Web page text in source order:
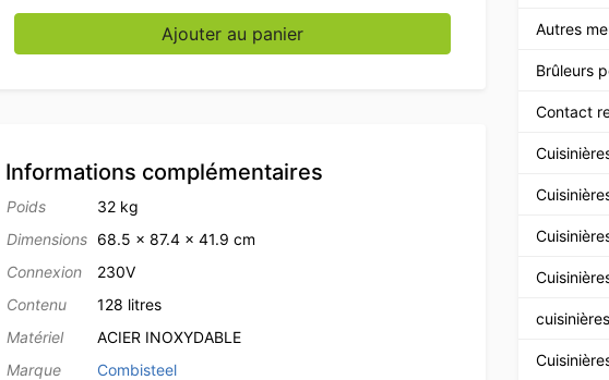
quantité de Armoire réfrigérante de comptoir Combisteel en acier
Ajouter au panier
Informations complémentaires
Poids
32 kg
Dimensions
68.5 × 87.4 × 41.9 cm
Connexion
230V
Contenu
128 litres
Matériel
ACIER INOXYDABLE
Marque
Combisteel
Autres
Brûleurs
Contact